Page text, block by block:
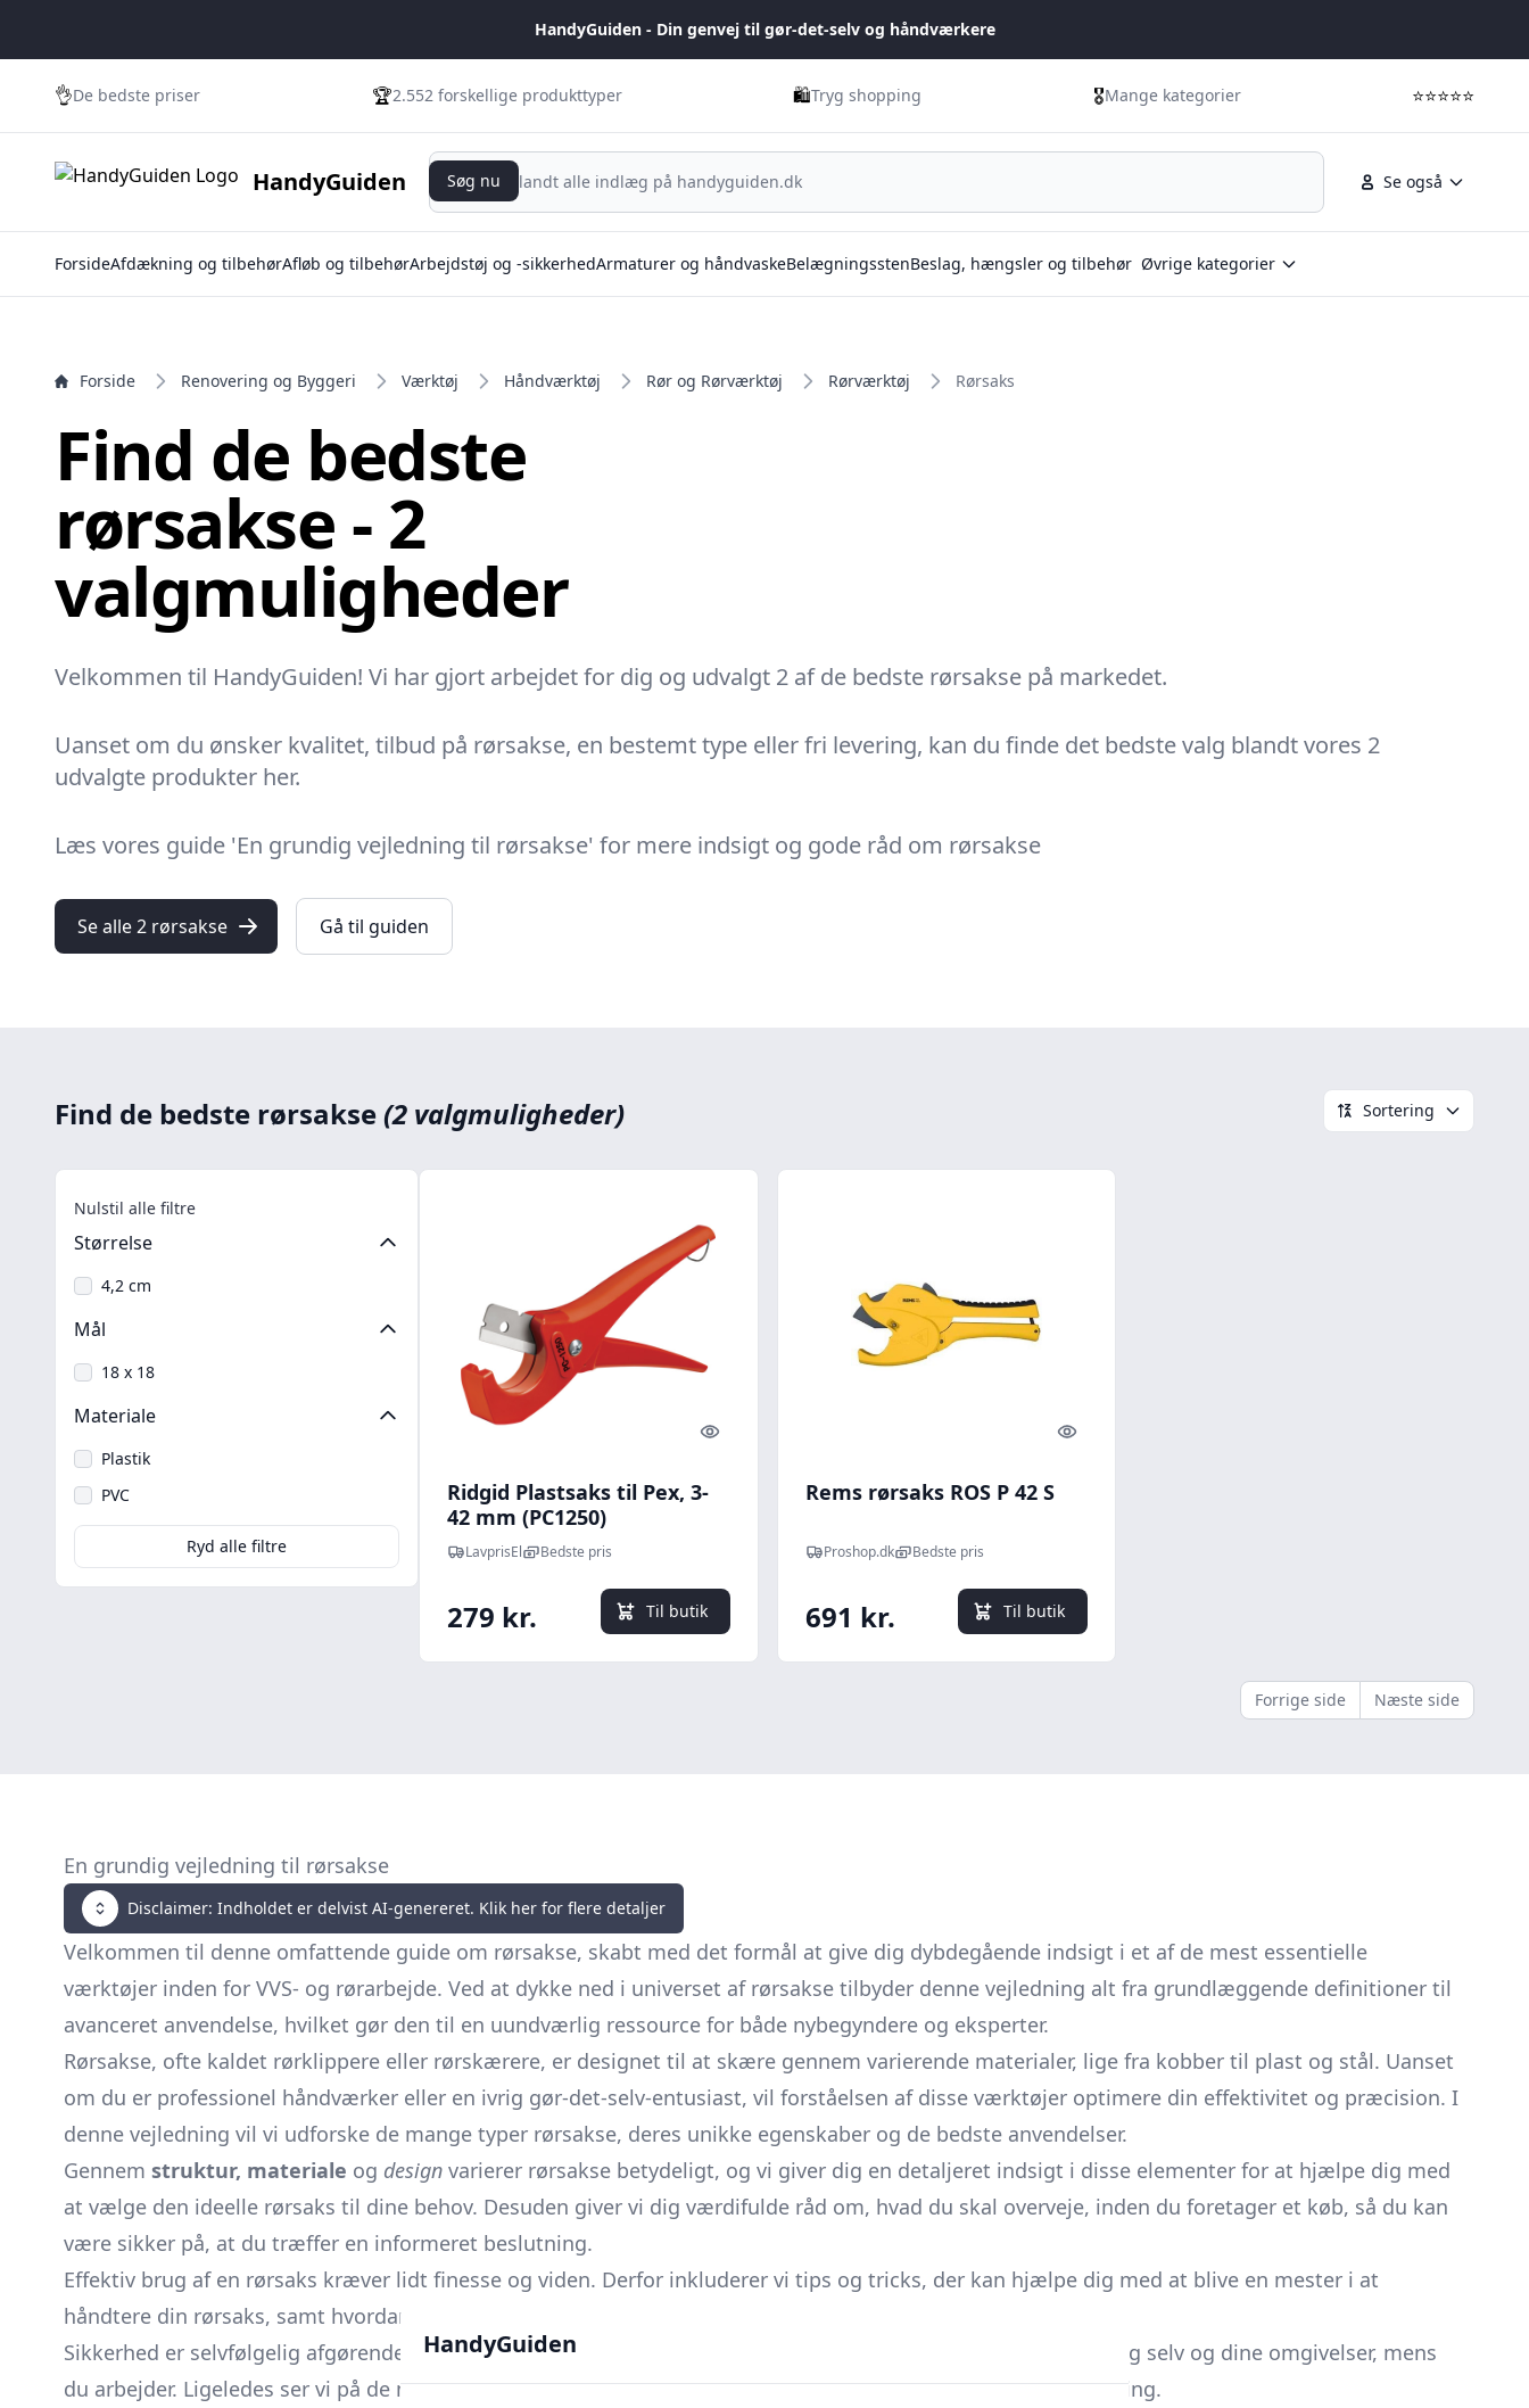
HandyGuiden - Din genvej til gør-det-selv og håndværkere
👌De bedste priser 🏆2.552 forskellige produkttyper 🛍️Tryg shopping 🎖️Mange kategorier ⭐⭐⭐⭐⭐
HandyGuiden Se også
Søg nu
Søg nu
ForsideAfdækning og tilbehørAfløb og tilbehørArbejdstøj og -sikkerhedArmaturer og håndvaskeBelægningsstenBeslag, hængsler og tilbehør Øvrige kategorier
Forside Renovering og Byggeri Værktøj Håndværktøj Rør og Rørværktøj Rørværktøj Rørsaks
Find de bedste
rørsakse - 2
valgmuligheder
Velkommen til HandyGuiden! Vi har gjort arbejdet for dig og udvalgt 2 af de bedste rørsakse på markedet.
Uanset om du ønsker kvalitet, tilbud på rørsakse, en bestemt type eller fri levering, kan du finde det bedste valg blandt vores 2
udvalgte produkter her.
Læs vores guide 'En grundig vejledning til rørsakse' for mere indsigt og gode råd om rørsakse
Se alle 2 rørsakse Gå til guiden
Find de bedste rørsakse(2 valgmuligheder) Sortering
Nulstil alle filtre
Størrelse
4,2 cm
Mål
18 x 18
Materiale
Plastik
PVC
Ryd alle filtre
Quick look
Ridgid Plastsaks til Pex, 3-
42 mm (PC1250)
LavprisEl Bedste pris
279 kr. Til butik
Quick look
Rems rørsaks ROS P 42 S
Proshop.dk Bedste pris
691 kr. Til butik
Forrige side Næste side
En grundig vejledning til rørsakse
Disclaimer: Indholdet er delvist AI-genereret. Klik her for flere detaljer
Velkommen til denne omfattende guide om rørsakse, skabt med det formål at give dig dybdegående indsigt i et af de mest essentielle
værktøjer inden for VVS- og rørarbejde. Ved at dykke ned i universet af rørsakse tilbyder denne vejledning alt fra grundlæggende definitioner til
avanceret anvendelse, hvilket gør den til en uundværlig ressource for både nybegyndere og eksperter.
Rørsakse, ofte kaldet rørklippere eller rørskærere, er designet til at skære gennem varierende materialer, lige fra kobber til plast og stål. Uanset
om du er professionel håndværker eller en ivrig gør-det-selv-entusiast, vil forståelsen af disse værktøjer optimere din effektivitet og præcision. I
denne vejledning vil vi udforske de mange typer rørsakse, deres unikke egenskaber og de bedste anvendelser.
Gennem struktur, materiale og design varierer rørsakse betydeligt, og vi giver dig en detaljeret indsigt i disse elementer for at hjælpe dig med
at vælge den ideelle rørsaks til dine behov. Desuden giver vi dig værdifulde råd om, hvad du skal overveje, inden du foretager et køb, så du kan
være sikker på, at du træffer en informeret beslutning.
Effektiv brug af en rørsaks kræver lidt finesse og viden. Derfor inkluderer vi tips og tricks, der kan hjælpe dig med at blive en mester i at
håndtere din rørsaks, samt hvordan du vedligeholder den korrekt for at forlænge dens levetid.
Sikkerhed er selvfølgelig afgørende, og vi dækker de nødvendige sikkerhedsforanstaltninger for at beskytte dig selv og dine omgivelser, mens
du arbejder. Ligeledes ser vi på de mest almindelige fejl, som du nemt kan undgå, hvis du følger vores vejledning.
HandyGuiden